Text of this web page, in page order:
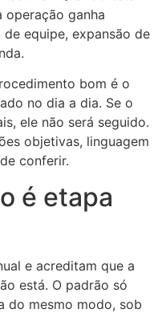
ganha
equipe, expansão de
bom é o
no dia a dia. Se o
ele não será seguido.
objetivas, linguagem
conferir.
é etapa
e acreditam que a
está. O padrão só
do mesmo modo, sob